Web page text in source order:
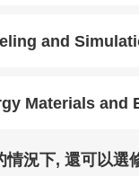
and
Materials
況下, 還可以選